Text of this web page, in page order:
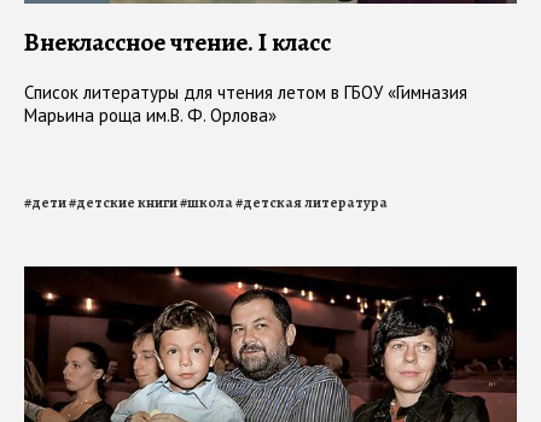
Внеклассное чтение. I класс
Список литературы для чтения летом в ГБОУ «Гимназия
Марьина роща им.В. Ф. Орлова»
#дети#детские книги#школа#детская литература